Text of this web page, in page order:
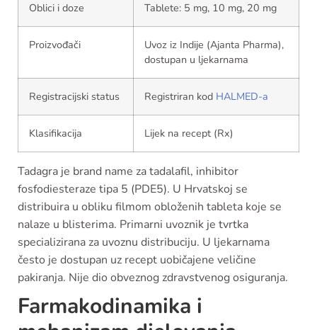
Oblici i doze Tablete: 5 mg, 10 mg, 20 mg
Proizvođači
Uvoz iz Indije (Ajanta Pharma),
dostupan u ljekarnama
Registracijski status Registriran kod HALMED-a
Klasifikacija Lijek na recept (Rx)
Tadagra je brand name za tadalafil, inhibitor
fosfodiesteraze tipa 5 (PDE5). U Hrvatskoj se
distribuira u obliku filmom obloženih tableta koje se
nalaze u blisterima. Primarni uvoznik je tvrtka
specializirana za uvoznu distribuciju. U ljekarnama
često je dostupan uz recept uobičajene veličine
pakiranja. Nije dio obveznog zdravstvenog osiguranja.
Farmakodinamika i